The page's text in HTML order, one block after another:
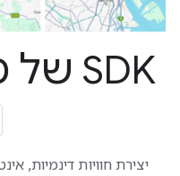
SDK של מפות ל-i
יצירת חוויות דינמיות,